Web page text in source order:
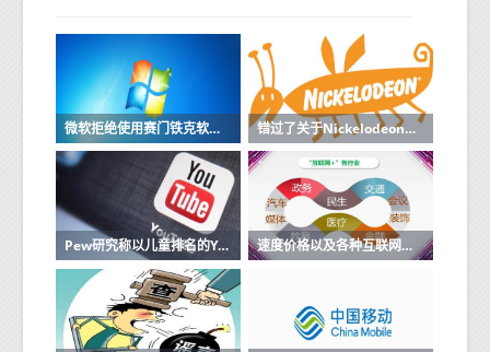
微软拒绝使用赛门铁克软件的机器进行更新 错过了关于Nickelodeon的电影那么所有旧角色都将与原声音演员一起回归
Pew研究称以儿童排名的YouTube视频排名最高 速度价格以及各种互联网服务的优缺点